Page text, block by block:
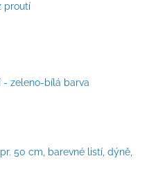
proutí
- zeleno-bílá barva
50 cm, barevné listí, dýně,